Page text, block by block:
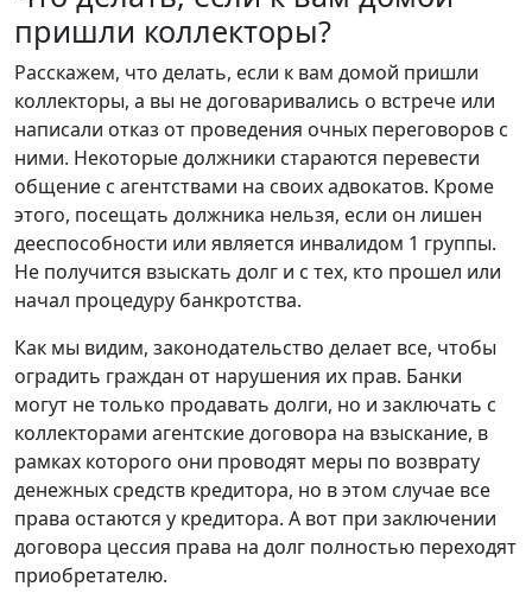
пришли коллекторы?
Расскажем, что делать, если к вам домой пришли
коллекторы, а вы не договаривались о встрече или
написали отказ от проведения очных переговоров с
ними. Некоторые должники стараются перевести
общение с агентствами на своих адвокатов. Кроме
этого, посещать должника нельзя, если он лишен
дееспособности или является инвалидом 1 группы.
Не получится взыскать долг и с тех, кто прошел или
начал процедуру банкротства.
Как мы видим, законодательство делает все, чтобы
оградить граждан от нарушения их прав. Банки
могут не только продавать долги, но и заключать с
коллекторами агентские договора на взыскание, в
рамках которого они проводят меры по возврату
денежных средств кредитора, но в этом случае все
права остаются у кредитора. А вот при заключении
договора цессия права на долг полностью переходят
приобретателю.